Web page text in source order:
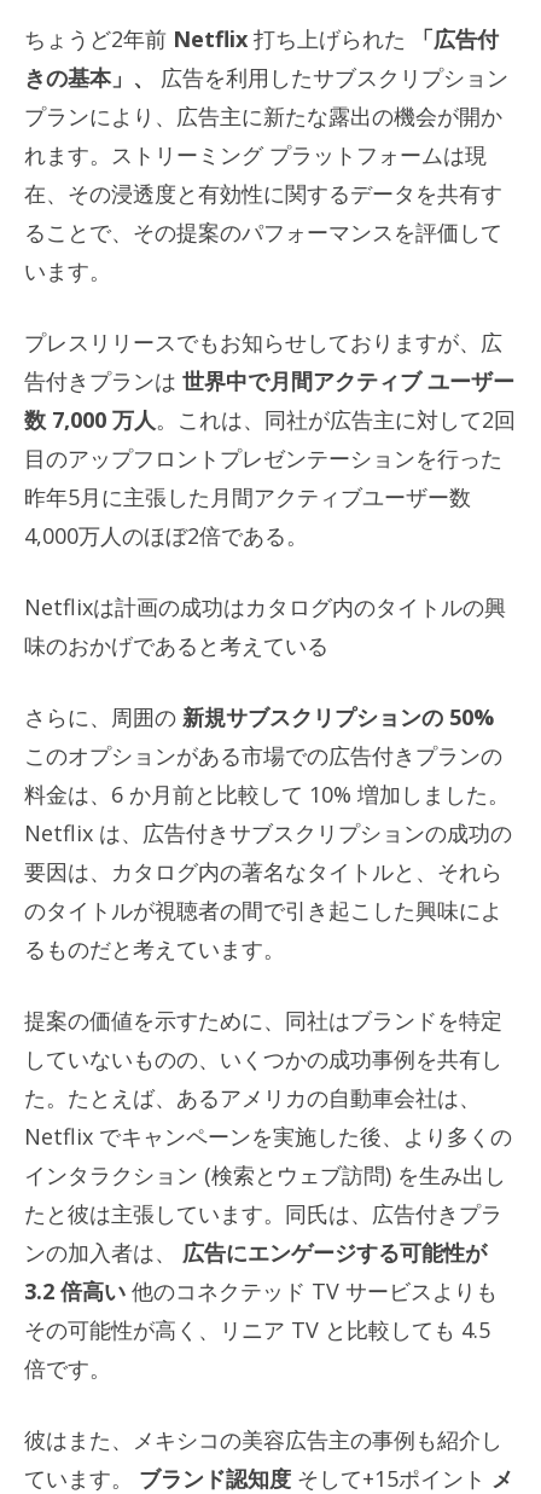
ちょうど2年前 Netflix 打ち上げられた
「広告付
きの基本」、
広告を利用したサブスクリプション
プランにより、広告主に新たな露出の機会が開か
れます。ストリーミング プラットフォームは現
在、その浸透度と有効性に関するデータを共有す
ることで、その提案のパフォーマンスを評価して
います。
プレスリリースでもお知らせしておりますが、広
告付きプランは 世界中で月間アクティブ ユーザー
数 7,000 万人。これは、同社が広告主に対して2回
目のアップフロントプレゼンテーションを行った
昨年5月に主張した月間アクティブユーザー数
4,000万人のほぼ2倍である。
Netflixは計画の成功はカタログ内のタイトルの興
味のおかげであると考えている
さらに、周囲の 新規サブスクリプションの 50%
このオプションがある市場での広告付きプランの
料金は、6 か月前と比較して 10% 増加しました。
Netflix は、広告付きサブスクリプションの成功の
要因は、カタログ内の著名なタイトルと、それら
のタイトルが視聴者の間で引き起こした興味によ
るものだと考えています。
提案の価値を示すために、同社はブランドを特定
していないものの、いくつかの成功事例を共有し
た。たとえば、あるアメリカの自動車会社は、
Netflix でキャンペーンを実施した後、より多くの
インタラクション (検索とウェブ訪問) を生み出し
たと彼は主張しています。同氏は、広告付きプラ
ンの加入者は、 広告にエンゲージする可能性が
3.2 倍高い 他のコネクテッド TV サービスよりも
その可能性が高く、リニア TV と比較しても 4.5
倍です。
彼はまた、メキシコの美容広告主の事例も紹介し
ています。
ブランド認知度 そして+15ポイント メ